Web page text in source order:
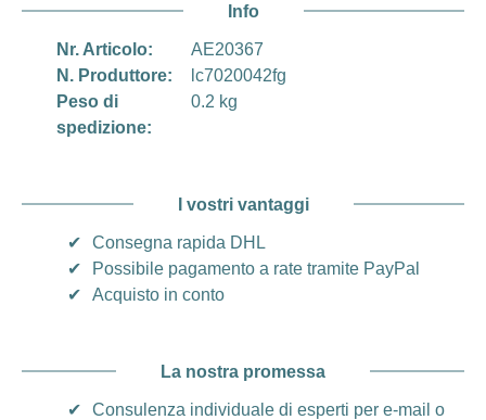
Info
Nr. Articolo:
AE20367
N. Produttore:
lc7020042fg
Peso di
spedizione:
0.2 kg
I vostri vantaggi
✔
Consegna rapida DHL
✔
Possibile pagamento a rate tramite PayPal
✔
Acquisto in conto
La nostra promessa
✔
Consulenza individuale di esperti per e-mail o